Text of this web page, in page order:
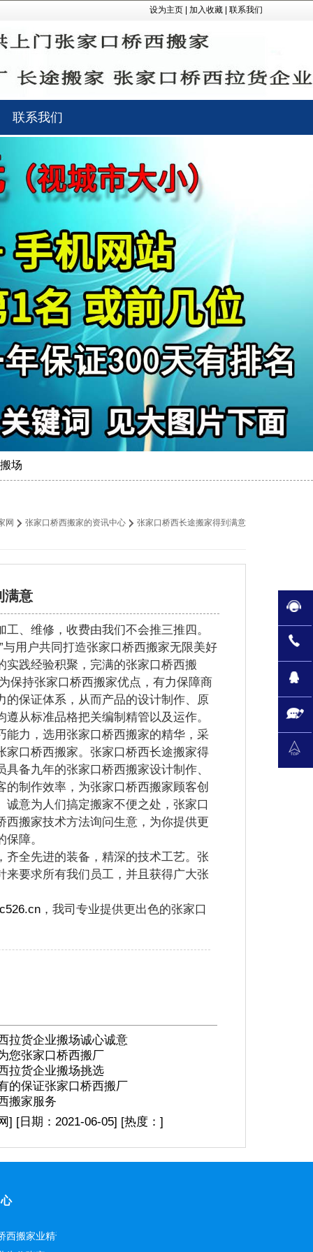
设为主页 加入收藏 联系我们
联系我们
场
网 张家口桥西搬家的资讯中心 张家口桥西长途搬家得到满意
满意
维修，收费由我们不会推三推四。
用户共同打造张家口桥西搬家无限美好
践经验积聚，完满的张家口桥西搬
保持张家口桥西搬家优点，有力保障商
保证体系，从而产品的设计制作、原
从标准品格把关编制精管以及运作。
力，选用张家口桥西搬家的精华，采
口桥西搬家。张家口桥西长途搬家得
备九年的张家口桥西搬家设计制作、
制作效率，为张家口桥西搬家顾客创
意为人们搞定搬家不便之处，张家口
搬家技术方法询问生意，为你提供更
障。
全先进的装备，精深的技术工艺。张
要求所有我们员工，并且获得广大张
，我司专业提供更出色的张家口
拉货企业搬场诚心诚意
您张家口桥西搬厂
拉货企业搬场挑选
的保证张家口桥西搬厂
搬家服务
] [日期：2021-06-05] [热度： ]
西搬家业精于勤